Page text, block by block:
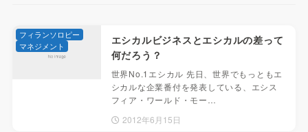
エシカルビジネスとエシカルの差って
何だろう？
世界No.1エシカル 先日、世界でもっともエ
シカルな企業番付を発表している、エシス
フィア・ワールド・モー…
2012年6月15日
フィランソロピー
マネジメント